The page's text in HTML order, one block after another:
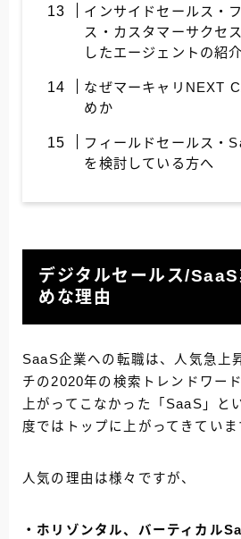
インサイドセールス・
ス・カスタマーサクセ
したエージェントの紹介
なぜマーキャリNEXT
めか
フィールドセールス・
を検討している方へ
デジタルセールス/
めな理由
SaaS企業への転職は、人気急上
チの2020年の検索トレンドワー
上がってこなかった「SaaS」と
度ではトップに上がってきていま
人気の理由は様々ですが、
・ホリゾンタル、バーティカル